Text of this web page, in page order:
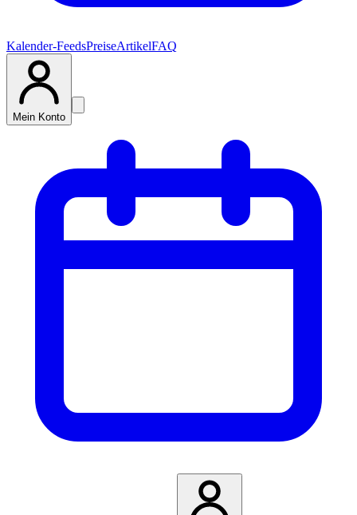
Kalender-FeedsPreiseArtikelFAQ
Mein Konto